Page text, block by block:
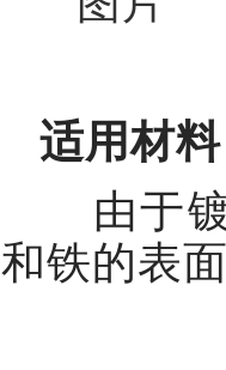
适用材料
由于
和铁的表